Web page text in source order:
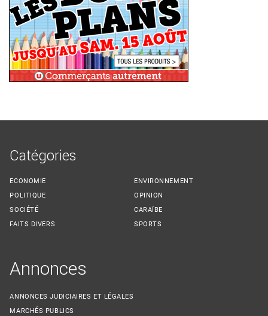
Catégories
ECONOMIE
POLITIQUE
SOCIÉTÉ
FAITS DIVERS
ENVIRONNEMENT
OPINION
CARAÏBE
SPORTS
Annonces
ANNONCES JUDICIAIRES ET LÉGALES
MARCHÉS PUBLICS